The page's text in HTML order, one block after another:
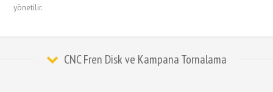
yönetilir.
CNC Fren Disk ve Kampana Tornalama